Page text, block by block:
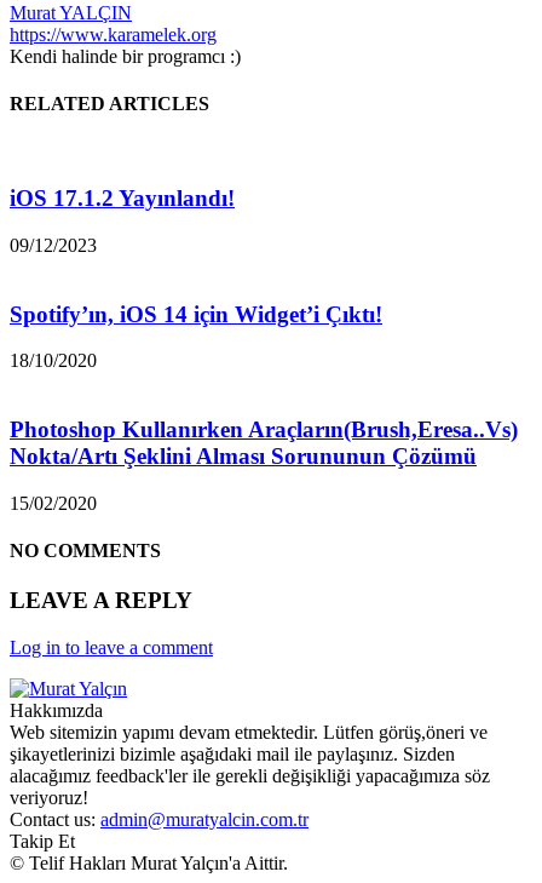
Murat YALÇIN
https://www.karamelek.org
Kendi halinde bir programcı :)
RELATED ARTICLES
iOS 17.1.2 Yayınlandı!
09/12/2023
Spotify’ın, iOS 14 için Widget’i Çıktı!
18/10/2020
Photoshop Kullanırken Araçların(Brush,Eresa..Vs)
Nokta/Artı Şeklini Alması Sorununun Çözümü
15/02/2020
NO COMMENTS
LEAVE A REPLY
Log in to leave a comment
Hakkımızda
Web sitemizin yapımı devam etmektedir. Lütfen görüş,öneri ve
şikayetlerinizi bizimle aşağıdaki mail ile paylaşınız. Sizden
alacağımız feedback'ler ile gerekli değişikliği yapacağımıza söz
veriyoruz!
Contact us: admin@muratyalcin.com.tr
Takip Et
© Telif Hakları Murat Yalçın'a Aittir.